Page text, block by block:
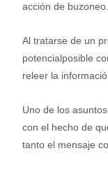
acción de buzoneo.
Al tratarse de un
potencialposible
releer la
Uno de los
con el hecho de
tanto el mensaje